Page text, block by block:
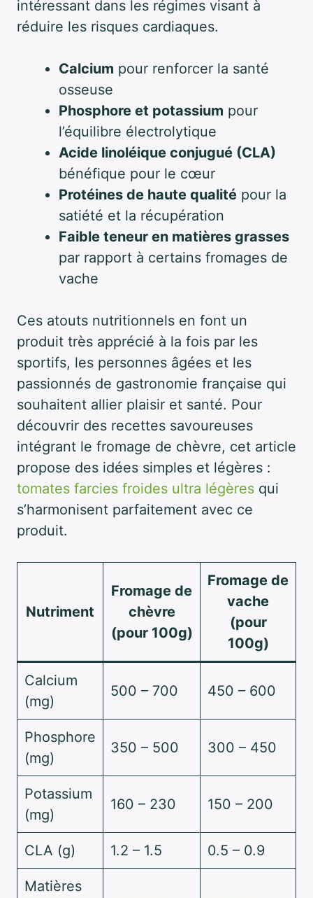
intéressant dans les régimes visant à
réduire les risques cardiaques.
Calcium pour renforcer la santé
osseuse
Phosphore et potassium pour
l’équilibre électrolytique
Acide linoléique conjugué (CLA)
bénéfique pour le cœur
Protéines de haute qualité pour la
satiété et la récupération
Faible teneur en matières grasses
par rapport à certains fromages de
vache
Ces atouts nutritionnels en font un
produit très apprécié à la fois par les
sportifs, les personnes âgées et les
passionnés de gastronomie française qui
souhaitent allier plaisir et santé. Pour
découvrir des recettes savoureuses
intégrant le fromage de chèvre, cet article
propose des idées simples et légères :
tomates farcies froides ultra légères qui
s’harmonisent parfaitement avec ce
produit.
Nutriment
Fromage de
chèvre
(pour 100g)
Fromage de
vache
(pour
100g)
Calcium
(mg)
500 – 700 450 – 600
Phosphore
(mg)
350 – 500 300 – 450
Potassium
(mg)
160 – 230 150 – 200
CLA (g) 1.2 – 1.5 0.5 – 0.9
Matières